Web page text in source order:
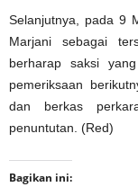
Selanjutnya, pada 9
Marjani sebagai
berharap saksi
pemeriksaan
dan berkas
penuntutan. (Red)
Bagikan ini: